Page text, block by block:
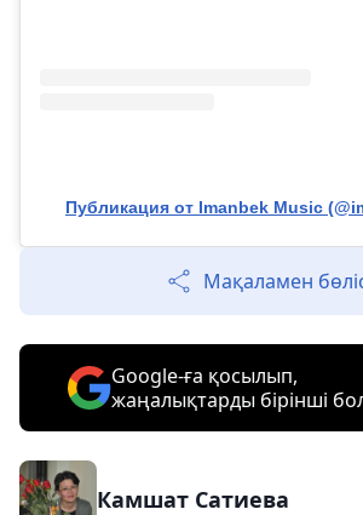
Публикация от Imanbek Musiс
Мақаламен
Google-ға қосылып,
жаңалықтарды бірінші
Камшат Сатиева